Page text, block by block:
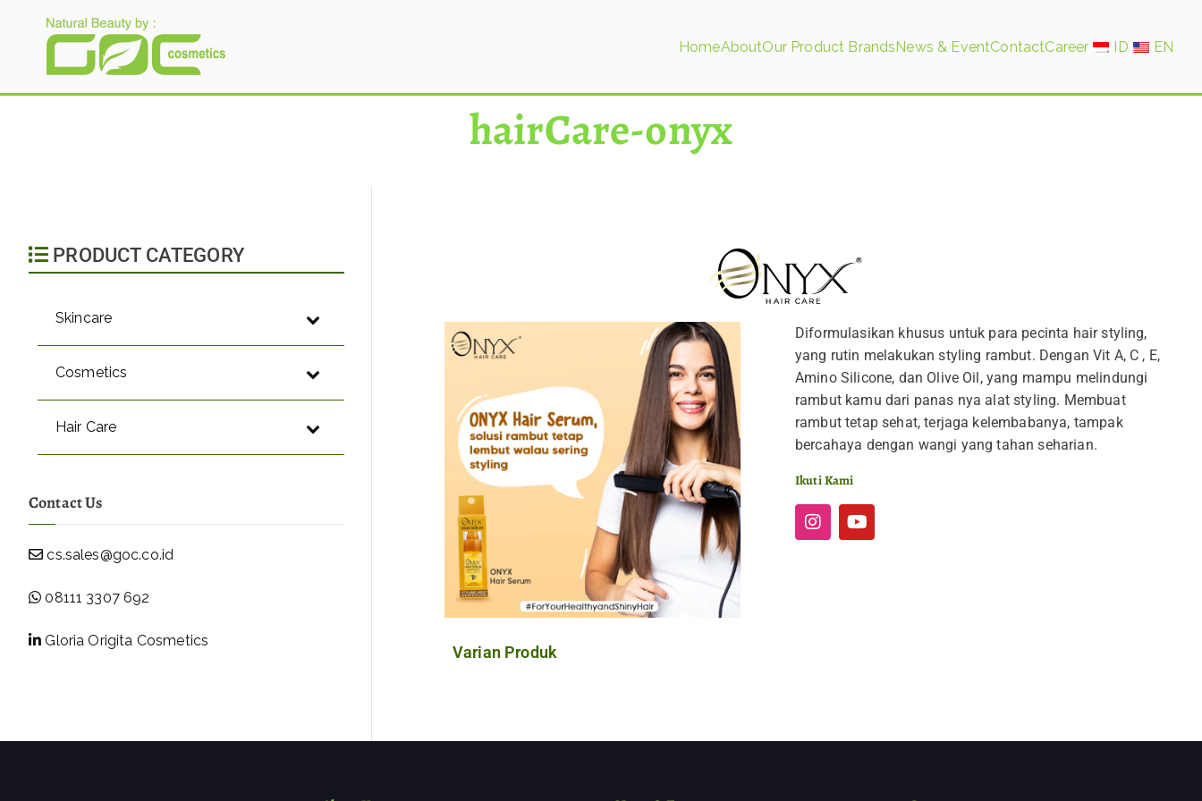
HomeAboutOur Product BrandsNews & EventContactCareer ID EN
hairCare-onyx
Diformulasikan khusus untuk para pecinta hair styling,
yang rutin melakukan styling rambut. Dengan Vit A, C , E,
Amino Silicone, dan Olive Oil, yang mampu melindungi
rambut kamu dari panas nya alat styling. Membuat
rambut tetap sehat, terjaga kelembabanya, tampak
bercahaya dengan wangi yang tahan seharian.
Ikuti Kami
Varian Produk
PRODUCT CATEGORY
Skincare
Cosmetics
Hair Care
Contact Us
cs.sales@goc.co.id
08111 3307 692
Gloria Origita Cosmetics